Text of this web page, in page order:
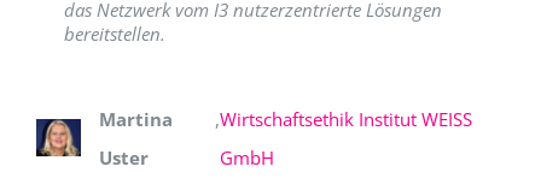
das Netzwerk vom I3 nutzerzentrierte Lösungen
bereitstellen.
Martina
Uster
,Wirtschaftsethik Institut WEISS
GmbH